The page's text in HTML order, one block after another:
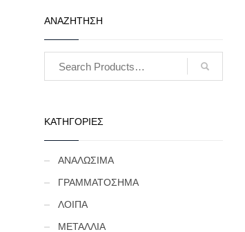
ΑΝΑΖΗΤΗΣΗ
ΚΑΤΗΓΟΡΙΕΣ
ΑΝΑΛΩΣΙΜΑ
ΓΡΑΜΜΑΤΟΣΗΜΑ
ΛΟΙΠΑ
ΜΕΤΑΛΛΙΑ